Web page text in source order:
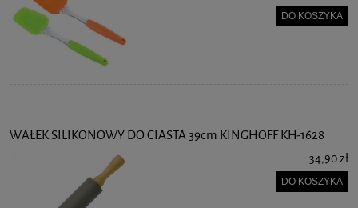
DO KOSZYKA
WAŁEK SILIKONOWY DO CIASTA 39cm KINGHOFF KH-1628
34,90 zł
DO KOSZYKA